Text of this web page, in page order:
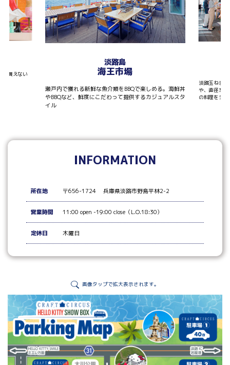
か買えない
淡路島
海王市場
瀬戸内で獲れる新鮮な魚介類をBBQで楽しめる。海鮮丼
やBBQなど、鮮度にこだわって提供するカジュアルスタ
イル
淡路玉ねぎ
や、直径30
の料理をシ
INFORMATION
所在地 〒656-1724 兵庫県淡路市野島平林2-2
営業時間 11:00 open -19:00 close（L.O.18:30）
定休日 木曜日
画像タップで拡大表示されます。